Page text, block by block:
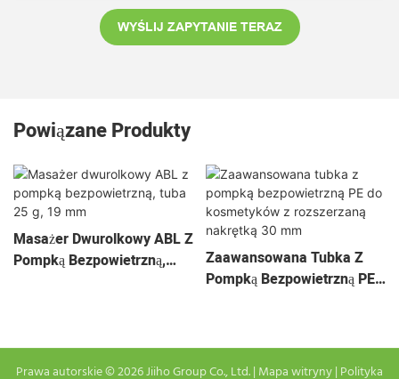
WYŚLIJ ZAPYTANIE TERAZ
Powiązane Produkty
Masażer Dwurolkowy ABL Z
Pompką Bezpowietrzną,
Zaawansowana Tubka Z
Pompką Bezpowietrzną PE
Mm
Prawa autorskie © 2026 Jiiho Group Co., Ltd. | Mapa witryny| Polityka